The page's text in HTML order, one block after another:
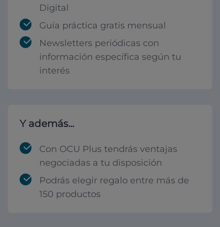
Digital
Guía práctica gratis mensual
Newsletters periódicas con
información específica según tu
interés
Y además...
Con OCU Plus tendrás ventajas
negociadas a tu disposición
Podrás elegir regalo entre más de
150 productos